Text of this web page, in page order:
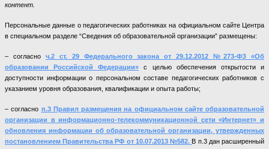
контент.
Персональные данные о педагогических работниках на официальном сайте Центра
в специальном разделе “Сведения об образовательной организации” размещены:
– согласно ч.2 ст. 29 Федерального закона от 29.12.2012 №273-ФЗ «Об
образовании Российской Федерации» с целью обеспечения открытости и
доступности информации о персональном составе педагогических работников с
указанием уровня образования, квалификации и опыта работы;
– согласно п.3 Правил размещения на официальном сайте образовательной
организации в информационно-телекоммуникационной сети «Интернет» и
обновления информации об образовательной организации, утвержденных
постановлением Правительства РФ от 10.07.2013 №582. В п.3 дан расширенный